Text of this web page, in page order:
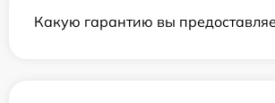
Какую гарантию вы